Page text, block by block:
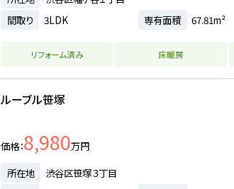
間取り
3LDK 専有面積 67.81m²
リフォーム済み 床暖房
ルーブル笹塚
価格 8,980万円
所在地
渋谷区笹塚３丁目